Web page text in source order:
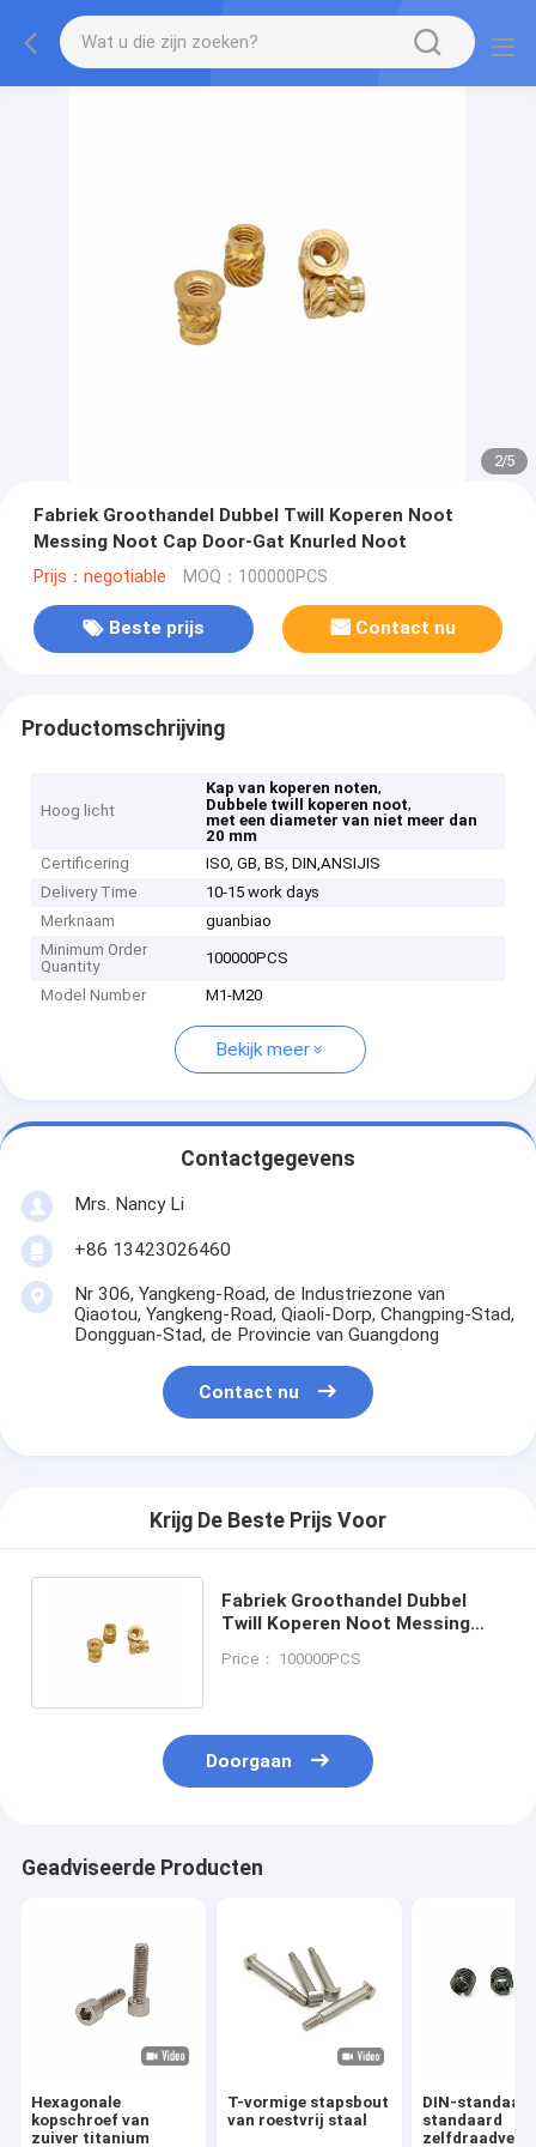
2/5
Fabriek Groothandel Dubbel Twill Koperen Noot
Messing Noot Cap Door-Gat Knurled Noot
Prijs：negotiable MOQ：100000PCS
Beste prijs Contact nu
Productomschrijving
Hoog licht
Kap van koperen noten,
Dubbele twill koperen noot,
met een diameter van niet meer dan
20 mm
Certificering
ISO, GB, BS, DIN,ANSIJIS
Delivery Time
10-15 work days
Merknaam
guanbiao
Minimum Order
Quantity
100000PCS
Model Number M1-M20
Bekijk meer
Contactgegevens
Mrs. Nancy Li
+86 13423026460
Nr 306, Yangkeng-Road, de Industriezone van
Qiaotou, Yangkeng-Road, Qiaoli-Dorp, Changping-Stad,
Dongguan-Stad, de Provincie van Guangdong
Contact nu
Krijg De Beste Prijs Voor
Fabriek Groothandel Dubbel
Twill Koperen Noot Messing
Noot
Price： 100000PCS
Doorgaan
Geadviseerde Producten
Hexagonale
kopschroef van
zuiver titanium
T-vormige stapsbout
van roestvrij staal
DIN-
standaard